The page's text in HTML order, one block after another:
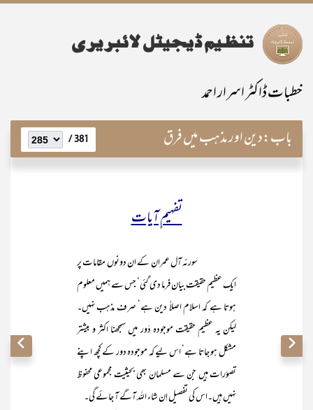
خطبات ڈاکٹر اسرار احمد
باب:دین اور مذہب میں فرق 381 /
تفہیم ِآیات
سورئہ آل عمران کے ان دونوں مقامات پر
ایک عظیم حقیقت بیان فرما دی گئی‘ جس سے ہمیں معلوم
ہوتا ہے کہ اسلام اصلاً دین ہے‘ صرف مذہب نہیں۔
لیکن یہ عظیم حقیقت موجودہ دَور میں سمجھنا اکثر و بیشتر
مشکل ہو جاتا ہے‘ اس لیے کہ موجودہ دور کے کچھ اپنے
تصوّرات ہیں جن سے مسلمان بھی بحیثیت مجموعی محفوظ
نہیں ہیں۔اس کی تفصیل اِن شاء اللہ آگے آ جائے گی۔